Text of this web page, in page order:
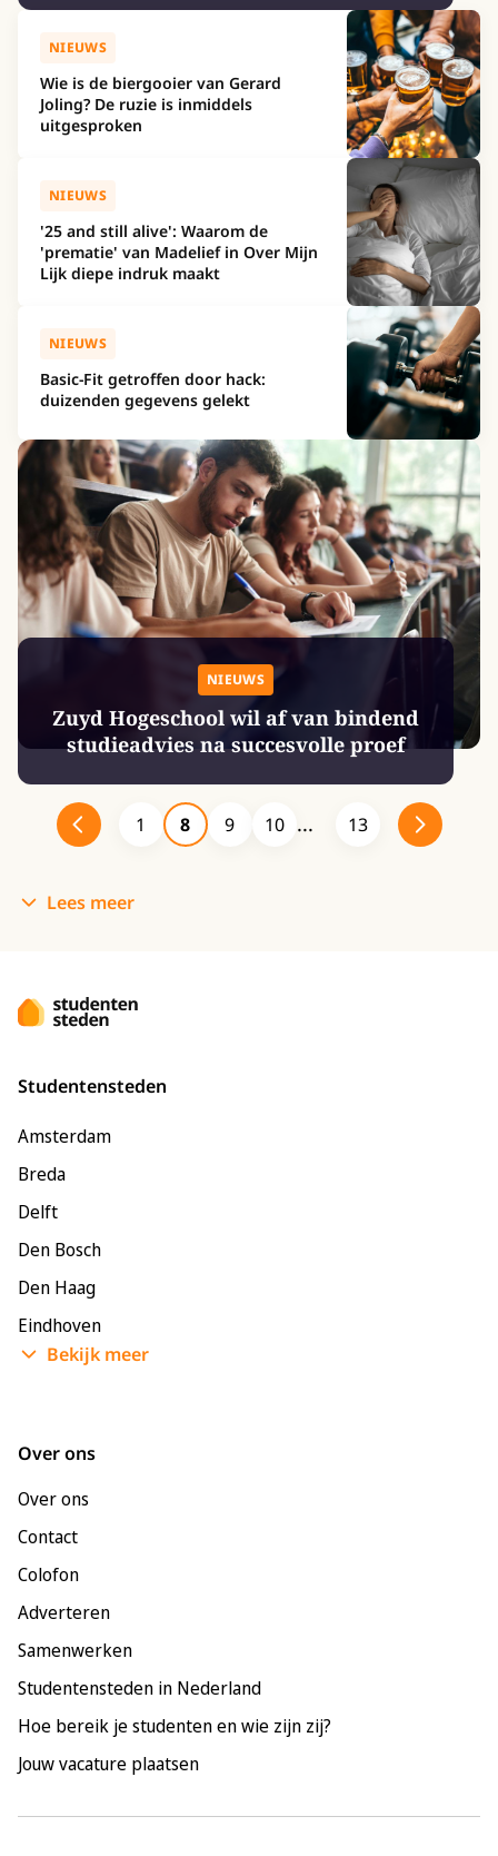
NIEUWS
Wie is de biergooier van Gerard
Joling? De ruzie is inmiddels
uitgesproken
NIEUWS
'25 and still alive': Waarom de
'prematie' van Madelief in Over Mijn
Lijk diepe indruk maakt
NIEUWS
Basic-Fit getroffen door hack:
duizenden gegevens gelekt
NIEUWS
Zuyd Hogeschool wil af van bindend
studieadvies na succesvolle proef
1 8 9 10 13
Lees meer
Studentensteden
Amsterdam
Breda
Delft
Den Bosch
Den Haag
Eindhoven
Enschede
Maastricht
Nijmegen
Rotterdam
Tilburg
Utrecht
Bekijk meer
Over ons
Over ons
Contact
Colofon
Adverteren
Samenwerken
Studentensteden in Nederland
Hoe bereik je studenten en wie zijn zij?
Jouw vacature plaatsen